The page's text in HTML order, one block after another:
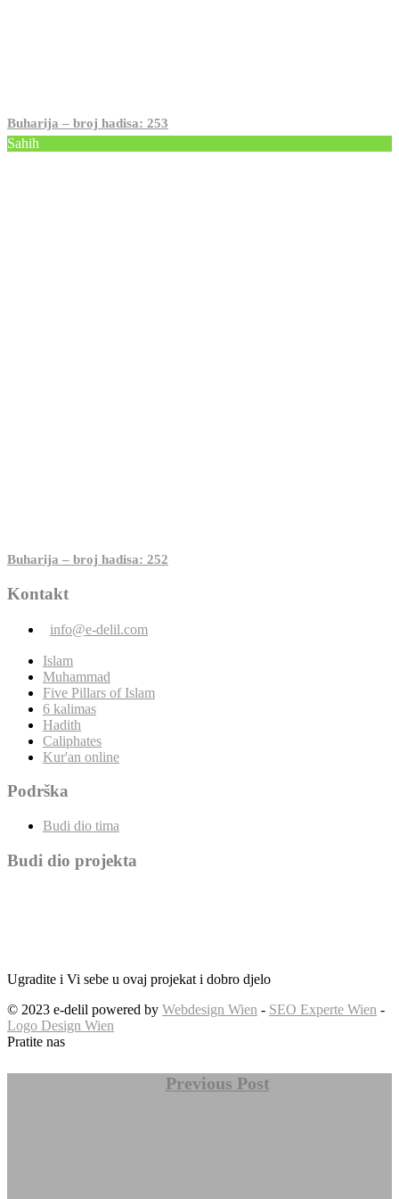
Buharija – broj hadisa: 253
Sahih
Buharija – broj hadisa: 252
Kontakt
info@e-delil.com
Islam
Muhammad
Five Pillars of Islam
6 kalimas
Hadith
Caliphates
Kur'an online
Podrška
Budi dio tima
Budi dio projekta
Ugradite i Vi sebe u ovaj projekat i dobro djelo
© 2023 e-delil powered by Webdesign Wien - SEO Experte Wien -
Logo Design Wien
Pratite nas
Previous Post